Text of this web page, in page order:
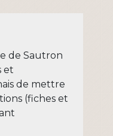
de Sautron
et
de mettre
(fiches et